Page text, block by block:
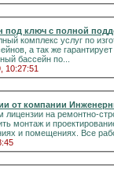
под ключ с полной
комплекс услуг по
а так же
бассейн по...
10:27:51
от компании
на ремонтно-
монтаж и
и помещениях. Все